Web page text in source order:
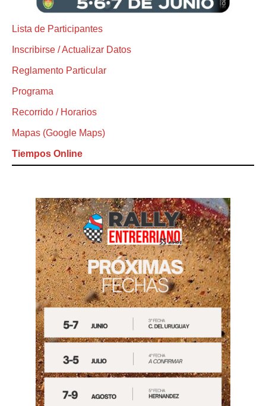
Lista de Participantes
Inscribirse / Actualizar Datos
Reglamento Particular
Programa
Recorrido / Horarios
Mapas (Google Maps)
Tiempos Online